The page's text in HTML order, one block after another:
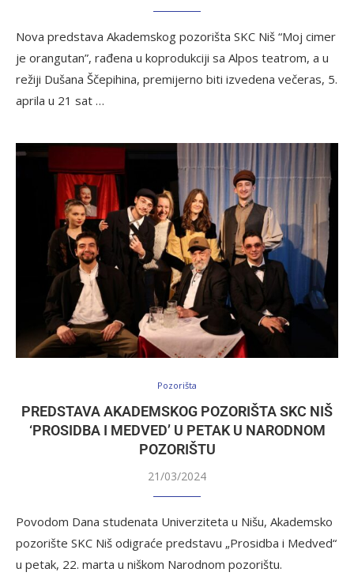
Nova predstava Akademskog pozorišta SKC Niš “Moj cimer
je orangutan”, rađena u koprodukciji sa Alpos teatrom, a u
režiji Dušana Ščepihina, premijerno biti izvedena večeras, 5.
aprila u 21 sat …
Pozorišta
PREDSTAVA AKADEMSKOG POZORIŠTA SKC NIŠ
‘PROSIDBA I MEDVED’ U PETAK U NARODNOM
POZORIŠTU
21/03/2024
Povodom Dana studenata Univerziteta u Nišu, Akademsko
pozorište SKC Niš odigraće predstavu „Prosidba i Medved“
u petak, 22. marta u niškom Narodnom pozorištu.